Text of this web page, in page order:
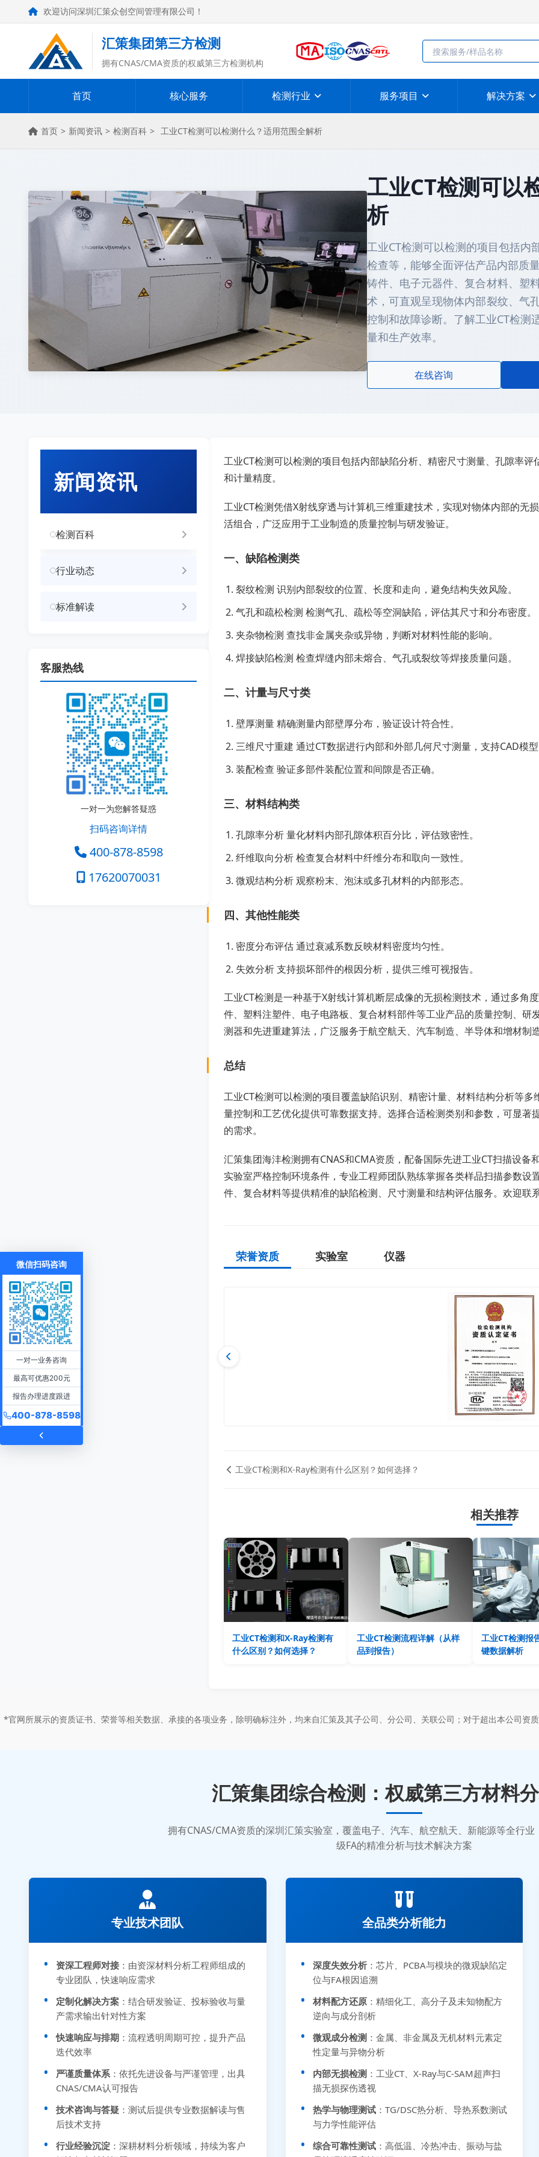
欢迎访问深圳汇策众创空间管理有限公司！
汇策集团第三方检测
拥有CNAS/CMA资质的权威第三方检测机构
首页 核心服务 检测行业 服务项目 解决方案
首页 > 新闻资讯 > 检测百科 > 工业CT检测可以检测什么？适用范围全解析
工业CT检测可以
析
工业CT检测可以检测的项目包括内
检查等，能够全面评估产品内部质
铸件、电子元器件、复合材料、塑
术，可直观呈现物体内部裂纹、气
控制和故障诊断。了解工业CT检测
量和生产效率。
在线咨询
工业CT检测可以检测的项目包括内部缺陷分析、精密尺寸测量、孔隙率
和计量精度。
工业CT检测凭借X射线穿透与计算机三维重建技术，实现对物体内部的无
活组合，广泛应用于工业制造的质量控制与研发验证。
一、缺陷检测类
裂纹检测 识别内部裂纹的位置、长度和走向，避免结构失效风险。
气孔和疏松检测 检测气孔、疏松等空洞缺陷，评估其尺寸和分布密度。
夹杂物检测 查找非金属夹杂或异物，判断对材料性能的影响。
焊接缺陷检测 检查焊缝内部未熔合、气孔或裂纹等焊接质量问题。
二、计量与尺寸类
壁厚测量 精确测量内部壁厚分布，验证设计符合性。
三维尺寸重建 通过CT数据进行内部和外部几何尺寸测量，支持CAD模
装配检查 验证多部件装配位置和间隙是否正确。
三、材料结构类
孔隙率分析 量化材料内部孔隙体积百分比，评估致密性。
纤维取向分析 检查复合材料中纤维分布和取向一致性。
微观结构分析 观察粉末、泡沫或多孔材料的内部形态。
四、其他性能类
密度分布评估 通过衰减系数反映材料密度均匀性。
失效分析 支持损坏部件的根因分析，提供三维可视报告。
工业CT检测是一种基于X射线计算机断层成像的无损检测技术，通过多角
件、塑料注塑件、电子电路板、复合材料部件等工业产品的质量控制、研
测器和先进重建算法，广泛服务于航空航天、汽车制造、半导体和增材制
总结
工业CT检测可以检测的项目覆盖缺陷识别、精密计量、材料结构分析等
量控制和工艺优化提供可靠数据支持。选择合适检测类别和参数，可显
的需求。
汇策集团海沣检测拥有CNAS和CMA资质，配备国际先进工业CT扫描设
实验室严格控制环境条件，专业工程师团队熟练掌握各类样品扫描参数
件、复合材料等提供精准的缺陷检测、尺寸测量和结构评估服务。欢迎联
荣誉资质 实验室 仪器
工业CT检测和X-Ray检测有什么区别？如何选择？
相关推荐
工业CT检测和X-Ray检测有
什么区别？如何选择？
工业CT检测流程详解（从样
品到报告）
工业CT检测报
键数据解析
新闻资讯
检测百科
行业动态
标准解读
客服热线
一对一为您解答疑惑
扫码咨询详情
400-878-8598
17620070031
*官网所展示的资质证书、荣誉等相关数据、承接的各项业务，除明确标注外，均来自汇策及其子公司、分公司、关联公司；对于超出本公司
汇策集团综合检测：权威第三方材料
拥有CNAS/CMA资质的深圳汇策实验室，覆盖电子、汽车、航空航天、新能源等全行
级FA的精准分析与技术解决方案
专业技术团队
资深工程师对接 ：由资深材料分析工程师组成的
专业团队，快速响应需求
定制化解决方案 ：结合研发验证、投标验收与量
产需求输出针对性方案
快速响应与排期 ：流程透明周期可控，提升产品
迭代效率
严谨质量体系：依托先进设备与严谨管理，出具
CNAS/CMA认可报告
技术咨询与答疑 ：测试后提供专业数据解读与售
后技术支持
行业经验沉淀 ：深耕材料分析领域，持续为客户
全品类分析能力
深度失效分析：芯片、PCBA与模块的微观缺陷定
位与FA根因追溯
材料配方还原：精细化工、高分子及未知物配方
逆向与成分剖析
微观成分检测 ：金属、非金属及无机材料元素定
性定量与异物分析
内部无损检测 ：工业CT、X-Ray与C-SAM超声扫
描无损探伤透视
热学与物理测试：TG/DSC热分析、导热系数测试
与力学性能评估
综合可靠性测试：高低温、冷热冲击、振动与盐
微信扫码咨询
一对一业务咨询
最高可优惠200元
报告办理进度跟进
400-878-8598